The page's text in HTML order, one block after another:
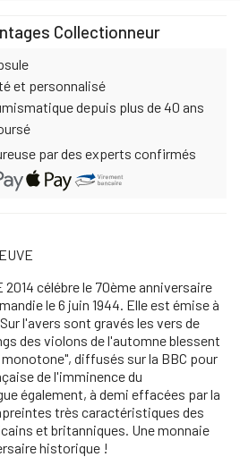
Collectionneur
et personnalisé
depuis plus de 40 ans
par des experts confirmés
célébre le 70ème anniversaire
le 6 juin 1944. Elle est émise à
l'avers sont gravés les vers de
des violons de l'automne blessent
diffusés sur la BBC pour
de l'imminence du
également, à demi effacées par la
très caractéristiques des
et britanniques. Une monnaie
historique !